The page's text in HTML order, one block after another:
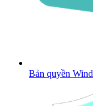
Bản quyền